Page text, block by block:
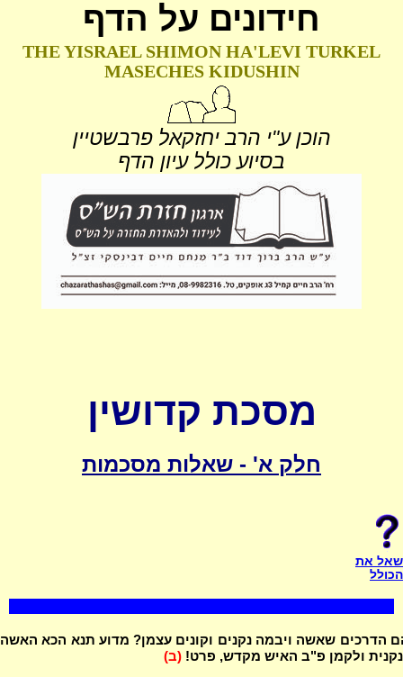
חידונים על הדף
THE YISRAEL SHIMON HA'LEVI TURKEL
MASECHES KIDUSHIN
הוכן ע"י הרב יחזקאל פרבשטיין
בסיוע כולל עיון הדף
מסכת קדושין
חלק א' - שאלות מסכמות
שאל את
הכולל
הדרכים שאשה ויבמה נקנים וקונים עצמן? מדוע תנא הכא האשה
נקנית ולקמן פ"ב האיש מקדש, פרט! (ב)